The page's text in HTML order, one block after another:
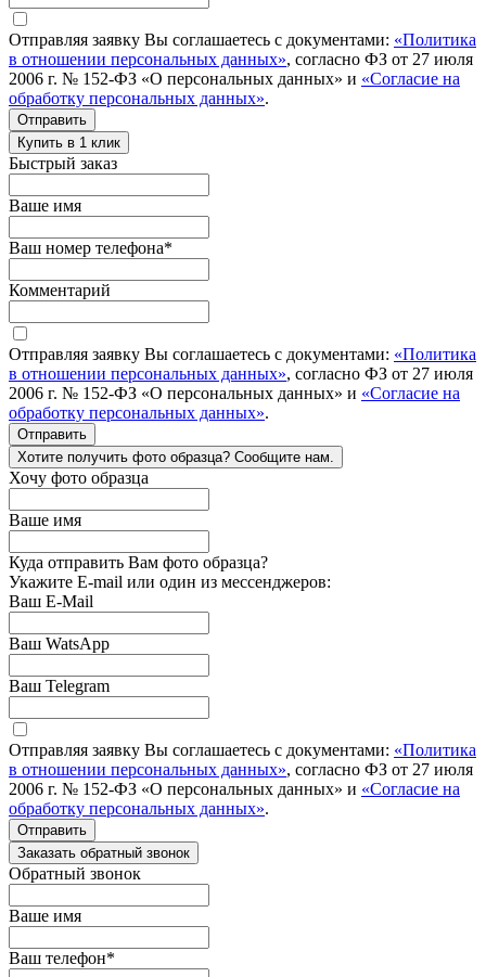
Отправляя заявку Вы соглашаетесь с документами: «Политика
в отношении персональных данных», согласно ФЗ от 27 июля
2006 г. № 152-ФЗ «О персональных данных» и «Согласие на
обработку персональных данных».
Отправить
Купить в 1 клик
Быстрый заказ
Ваше имя
Ваш номер телефона*
Комментарий
Отправляя заявку Вы соглашаетесь с документами: «Политика
в отношении персональных данных», согласно ФЗ от 27 июля
2006 г. № 152-ФЗ «О персональных данных» и «Согласие на
обработку персональных данных».
Отправить
Хотите получить фото образца? Сообщите нам.
Хочу фото образца
Ваше имя
Куда отправить Вам фото образца?
Укажите E-mail или один из мессенджеров:
Ваш E-Mail
Ваш WatsApp
Ваш Telegram
Отправляя заявку Вы соглашаетесь с документами: «Политика
в отношении персональных данных», согласно ФЗ от 27 июля
2006 г. № 152-ФЗ «О персональных данных» и «Согласие на
обработку персональных данных».
Отправить
Заказать обратный звонок
Обратный звонок
Ваше имя
Ваш телефон*